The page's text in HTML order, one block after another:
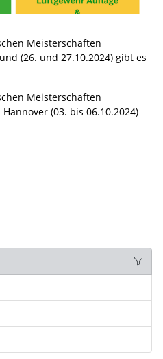
Meisterschaften
(26. und 27.10.2024) gibt es
Meisterschaften
(03. bis 06.10.2024)